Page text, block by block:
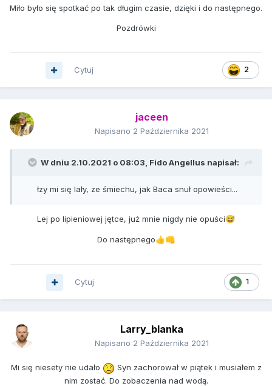
Miło było się spotkać po tak długim czasie, dzięki i do następnego.
Pozdrówki
2
Cytuj
jaceen
Napisano 2 Października 2021
W dniu 2.10.2021 o 08:03, Fido Angellus napisał:
łzy mi się lały, ze śmiechu, jak Baca snuł opowieści...
Lej po lipieniowej jętce, już mnie nigdy nie opuści😅
Do następnego👍👊
1
Cytuj
Larry_blanka
Napisano 2 Października 2021
Mi się niesety nie udało
Syn zachorował w piątek i musiałem z
nim zostać. Do zobaczenia nad wodą.